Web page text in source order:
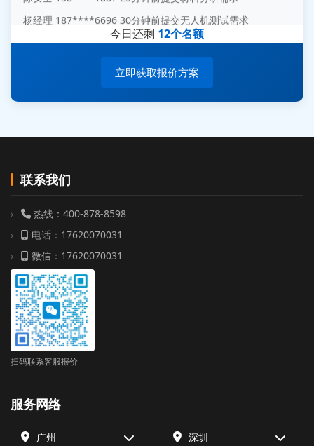
杨经理 187****6696 30分钟前提交无人机测试需求
周总 136****0539 35分钟前提交机器人测试需求
今日还剩 12个名额
立即获取报价方案
联系我们
热线：400-878-8598
电话：17620070031
微信：17620070031
扫码联系客服报价
服务网络
广州 深圳